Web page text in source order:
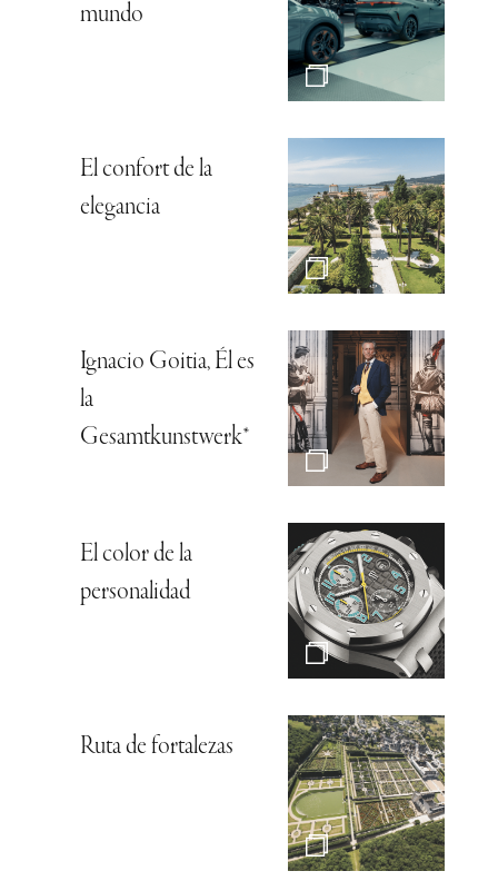
mundo
El confort de la
elegancia
Ignacio Goitia, Él es
la
Gesamtkunstwerk*
El color de la
personalidad
Ruta de fortalezas